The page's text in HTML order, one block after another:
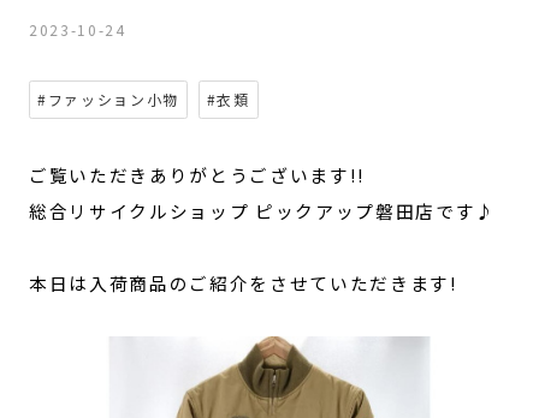
2023-10-24
#ファッション小物 #衣類
ご覧いただきありがとうございます!!
総合リサイクルショップ ピックアップ磐田店です♪
本日は入荷商品のご紹介をさせていただきます!